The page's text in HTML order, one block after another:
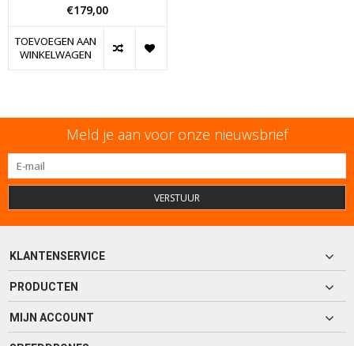
€179,00
TOEVOEGEN AAN
WINKELWAGEN
Meld je aan voor onze nieuwsbrief
VERSTUUR
KLANTENSERVICE
PRODUCTEN
MIJN ACCOUNT